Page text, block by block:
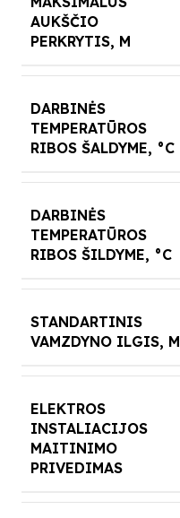
AUKŠČIO
PERKRYTIS, M
DARBINĖS
TEMPERATŪROS
RIBOS ŠALDYME, °C
DARBINĖS
TEMPERATŪROS
RIBOS ŠILDYME, °C
STANDARTINIS
VAMZDYNO ILGIS, M
ELEKTROS
INSTALIACIJOS
MAITINIMO
PRIVEDIMAS